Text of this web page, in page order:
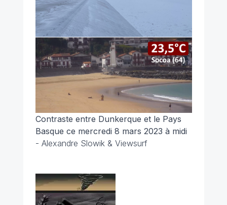
Contraste entre Dunkerque et le Pays
Basque ce mercredi 8 mars 2023 à midi
- Alexandre Slowik & Viewsurf